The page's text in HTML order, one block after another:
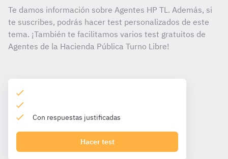
Te damos información sobre Agentes HP TL. Además, si
te suscribes, podrás hacer test personalizados de este
tema. ¡También te facilitamos varios test gratuitos de
Agentes de la Hacienda Pública Turno Libre!
Con respuestas justificadas
Hacer test